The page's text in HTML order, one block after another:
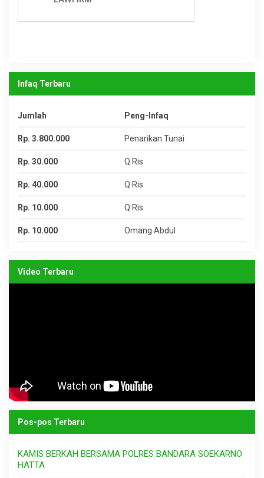
Infaq Terbaru
Jumlah Peng-Infaq
Rp. 3.800.000 Penarikan Tunai
Rp. 30.000 Q Ris
Rp. 40.000 Q Ris
Rp. 10.000 Q Ris
Rp. 10.000 Omang Abdul
Video Terbaru
Pos-pos Terbaru
KAMIS BERKAH BERSAMA POLRES BANDARA SOEKARNO
HATTA